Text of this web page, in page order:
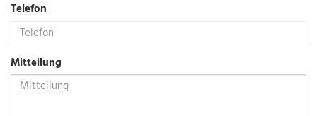
Telefon
Mitteilung